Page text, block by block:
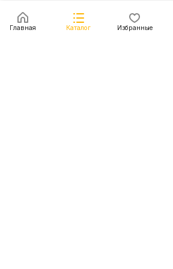
Главная Каталог Избранные